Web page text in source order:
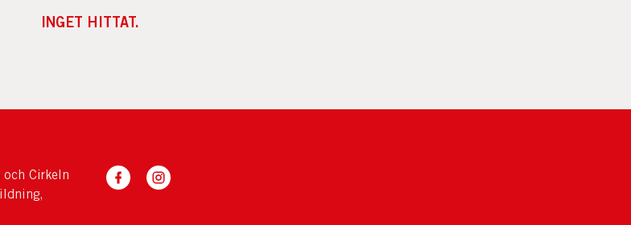
INGET HITTAT.
och Cirkeln